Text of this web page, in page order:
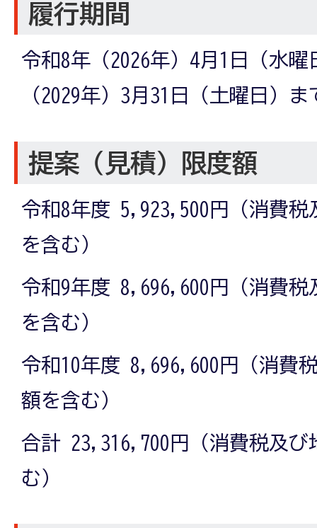
履行期間
令和8年（2026年）4月1日（水
（2029年）3月31日（土曜日）ま
提案（見積）限度額
令和8年度 5,923,500円（消費税
を含む）
令和9年度 8,696,600円（消費税
を含む）
令和10年度 8,696,600円（消費
額を含む）
合計 23,316,700円（消費税及び
む）